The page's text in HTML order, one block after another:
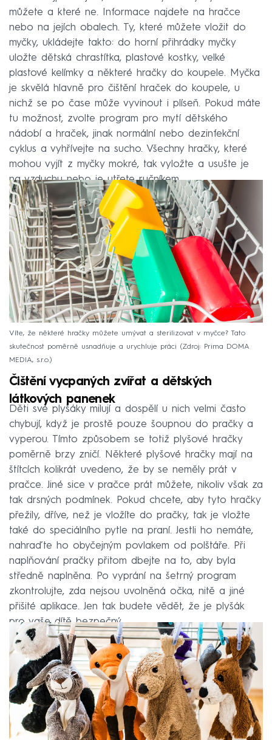
můžete a které ne. Informace najdete na hračce
nebo na jejích obalech. Ty, které můžete vložit do
myčky, ukládejte takto: do horní přihrádky myčky
uložte dětská chrastítka, plastové kostky, velké
plastové kelímky a některé hračky do koupele. Myčka
je skvělá hlavně pro čištění hraček do koupele, u
nichž se po čase může vyvinout i plíseň. Pokud máte
tu možnost, zvolte program pro mytí dětského
nádobí a hraček, jinak normální nebo dezinfekční
cyklus a vyhřívejte na sucho. Všechny hračky, které
mohou vyjít z myčky mokré, tak vyložte a usušte je
na vzduchu nebo je utřete ručníkem.
Víte, že některé hračky můžete umývat a sterilizovat v myčce? Tato
skutečnost poměrně usnadňuje a urychluje práci
Zdroj: Prima DOMA
MEDIA, s.r.o.
Čištění vycpaných zvířat a dětských
látkových panenek
Děti své plyšáky milují a dospělí u nich velmi často
chybují, když je prostě pouze šoupnou do pračky a
vyperou. Tímto způsobem se totiž plyšové hračky
poměrně brzy zničí. Některé plyšové hračky mají na
štítcích kolikrát uvedeno, že by se neměly prát v
pračce. Jiné sice v pračce prát můžete, nikoliv však za
tak drsných podmínek. Pokud chcete, aby tyto hračky
přežily, dříve, než je vložíte do pračky, tak je vložte
také do speciálního pytle na praní. Jestli ho nemáte,
nahraďte ho obyčejným povlakem od polštáře. Při
naplňování pračky přitom dbejte na to, aby byla
středně naplněna. Po vyprání na šetrný program
zkontrolujte, zda nejsou uvolněná očka, nitě a jiné
přišité aplikace. Jen tak budete vědět, že je plyšák
pro vaše dítě bezpečný.